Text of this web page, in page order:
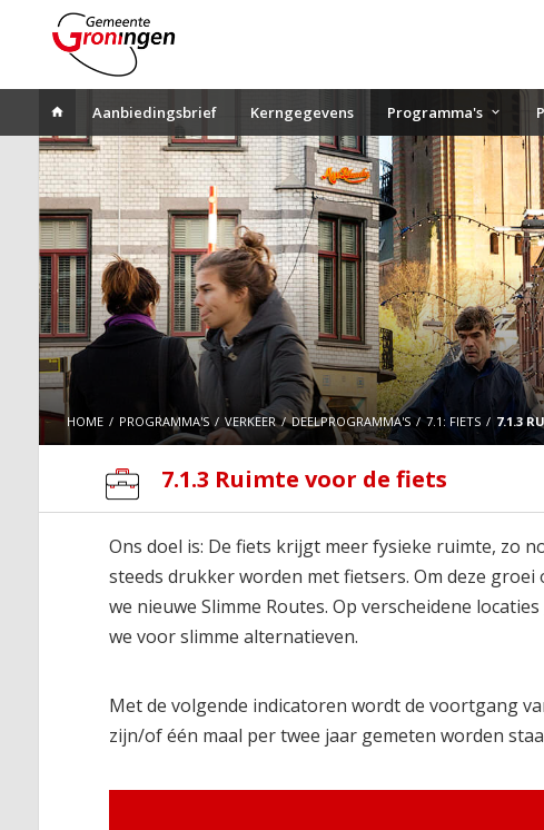
Aanbiedingsbrief Kerngegevens Programma's
HOME PROGRAMMA'S VERKEER DEELPROGRAMMA'S 7.1: FIETS 7.1.3
7.1.3 Ruimte voor de fiets
Ons doel is: De fiets krijgt meer fysieke ruimte, zo
steeds drukker worden met fietsers. Om deze
we nieuwe Slimme Routes. Op verscheidene
we voor slimme alternatieven.
Met de volgende indicatoren wordt de voortgang
zijn/of één maal per twee jaar gemeten worden